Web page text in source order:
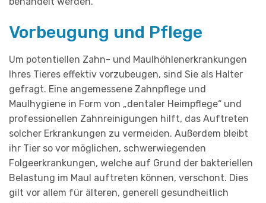
Vorbeugung und Pflege
Um potentiellen Zahn- und Maulhöhlenerkrankungen
Ihres Tieres effektiv vorzubeugen, sind Sie als Halter
gefragt. Eine angemessene Zahnpflege und
Maulhygiene in Form von „dentaler Heimpflege“ und
professionellen Zahnreinigungen hilft, das Auftreten
solcher Erkrankungen zu vermeiden. Außerdem bleibt
ihr Tier so vor möglichen, schwerwiegenden
Folgeerkrankungen, welche auf Grund der bakteriellen
Belastung im Maul auftreten können, verschont. Dies
gilt vor allem für älteren, generell gesundheitlich